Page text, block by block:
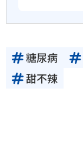
糖尿病
甜不辣